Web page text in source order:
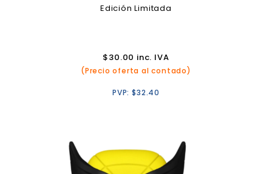
Edición Limitada
$30.00 inc. IVA
(Precio oferta al contado)
PVP:$32.40